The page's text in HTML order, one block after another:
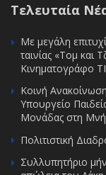
Τελευταία
Με μεγάλη
ταινίας «Τομ και
Κινηματογράφο
Κοινή
Υπουργείο
Μονάδας στη
Πολιτιστική
Συλλυπητήριο